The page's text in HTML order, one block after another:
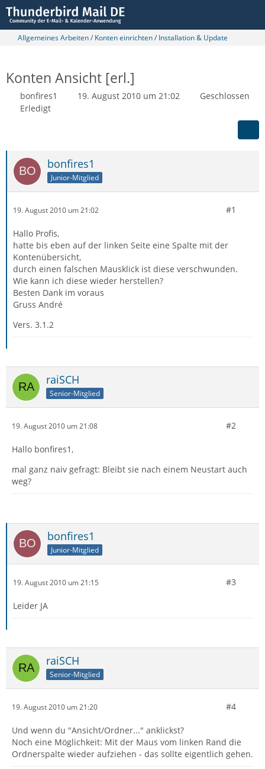
Allgemeines Arbeiten / Konten einrichten / Installation & Update
Konten Ansicht [erl.]
bonfires1 19. August 2010 um 21:02
Geschlossen
Erledigt
bonfires1
Junior-Mitglied
19. August 2010 um 21:02 #1
Hallo Profis,
hatte bis eben auf der linken Seite eine Spalte mit der
Kontenübersicht,
durch einen falschen Mausklick ist diese verschwunden.
Wie kann ich diese wieder herstellen?
Besten Dank im voraus
Gruss André
Vers. 3.1.2
raiSCH
Senior-Mitglied
19. August 2010 um 21:08 #2
Hallo bonfires1,
mal ganz naiv gefragt: Bleibt sie nach einem Neustart auch
weg?
bonfires1
Junior-Mitglied
19. August 2010 um 21:15 #3
Leider JA
raiSCH
Senior-Mitglied
19. August 2010 um 21:20 #4
Und wenn du "Ansicht/Ordner..." anklickst?
Noch eine Möglichkeit: Mit der Maus vom linken Rand die
Ordnerspalte wieder aufziehen - das sollte eigentlich gehen.